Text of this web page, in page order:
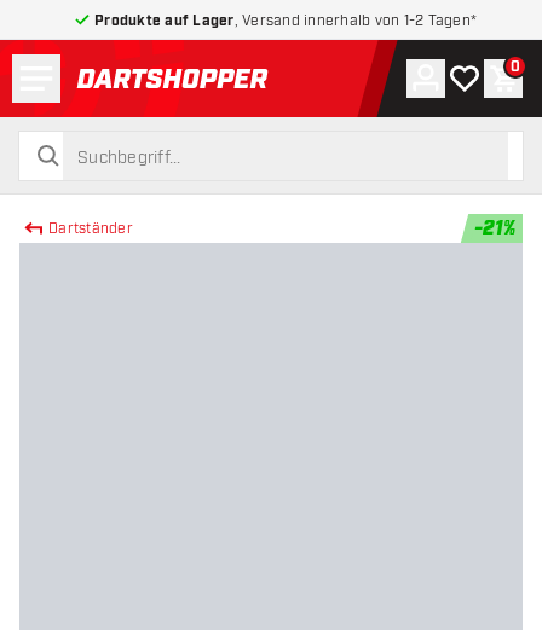
Produkte auf Lager , Versand innerhalb von 1-2 Tagen*
zurück zur Startseite
suchen
suchen
Konto
Meine 0
Dartständer -21%